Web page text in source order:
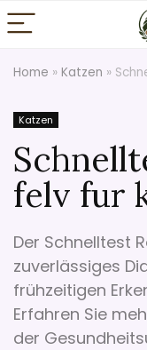
Home » Katzen »
Katzen
felv fur
Der Schnelltest
zuverlässiges
frühzeitigen
Erfahren Sie
der